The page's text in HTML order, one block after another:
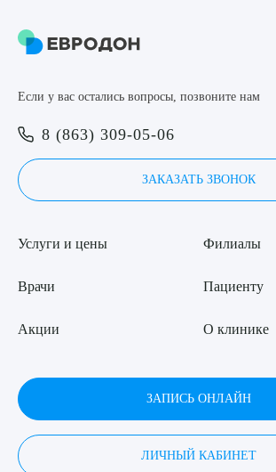
Если у вас остались вопросы, позвоните нам
8 (863) 309-05-06
ЗАКАЗАТЬ ЗВОНОК
Услуги и цены
Врачи
Акции
Филиалы
Пациенту
О клинике
ЗАПИСЬ ОНЛАЙН
ЛИЧНЫЙ КАБИНЕТ